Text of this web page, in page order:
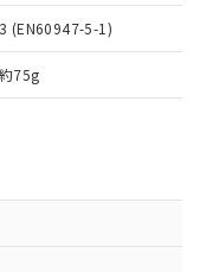
3 (EN60947-5-1)
約75g
。
スト作成サー
は、I-Web
いる必要が
、当社の製
様との取
より、予定
ードするこ
。
いて有害物
刻な影響を
また当社は、
る関係者が違
場合は、取
在庫状況の
機種